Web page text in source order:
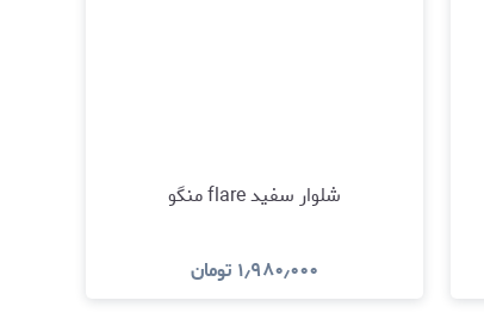
شلوار سفید flare منگو
۱٫۹۸۰٫۰۰۰ تومان